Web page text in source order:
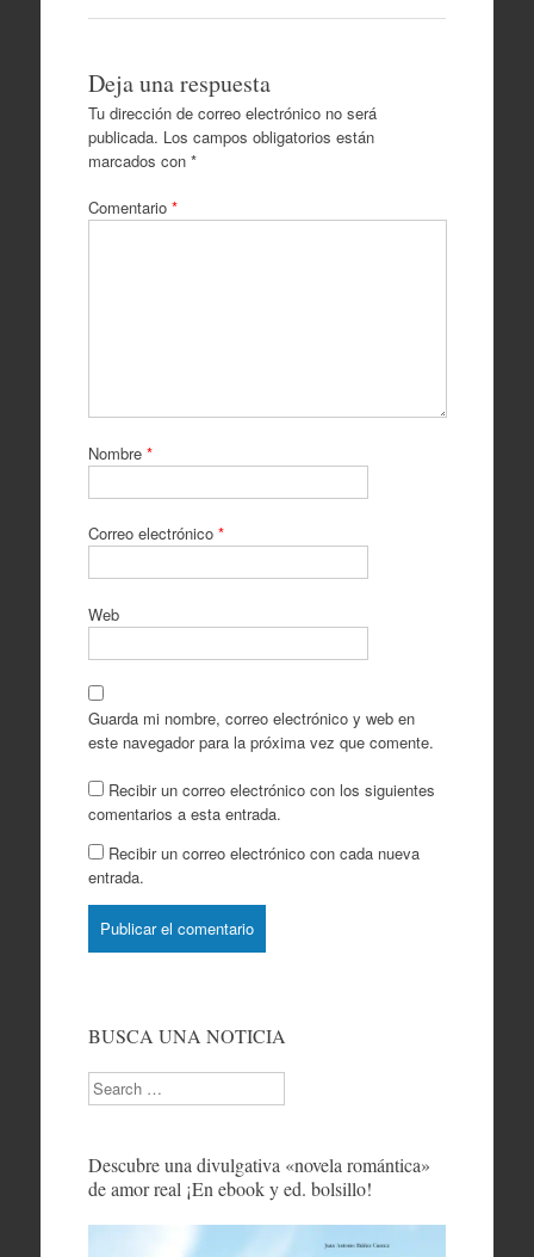
Deja una respuesta
Tu dirección de correo electrónico no será
publicada. Los campos obligatorios están
marcados con *
Comentario *
Nombre *
Correo electrónico *
Web
Guarda mi nombre, correo electrónico y web en
este navegador para la próxima vez que comente.
Recibir un correo electrónico con los siguientes
comentarios a esta entrada.
Recibir un correo electrónico con cada nueva
entrada.
BUSCA UNA NOTICIA
Search
Descubre una divulgativa «novela romántica»
de amor real ¡En ebook y ed. bolsillo!